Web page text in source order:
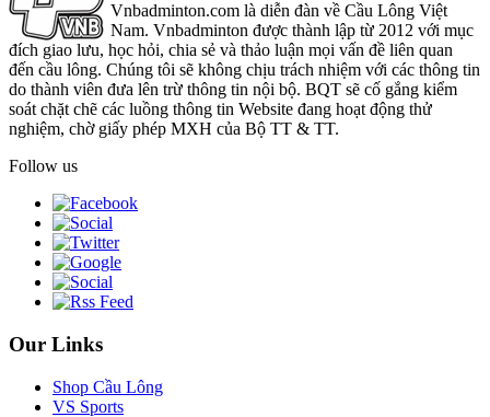
Vnbadminton.com là diễn đàn về Cầu Lông Việt
Nam. Vnbadminton được thành lập từ 2012 với mục
đích giao lưu, học hỏi, chia sẻ và thảo luận mọi vấn đề liên quan
đến cầu lông. Chúng tôi sẽ không chịu trách nhiệm với các thông tin
do thành viên đưa lên trừ thông tin nội bộ. BQT sẽ cố gắng kiểm
soát chặt chẽ các luồng thông tin Website đang hoạt động thử
nghiệm, chờ giấy phép MXH của Bộ TT & TT.
Follow us
Our Links
Shop Cầu Lông
VS Sports